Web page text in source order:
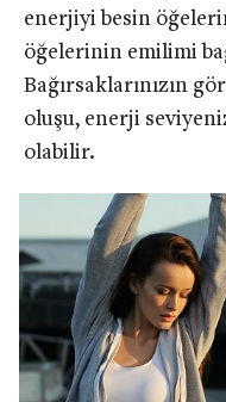
enerjiyi besin
öğelerinin emilimi
Bağırsaklarınızın
oluşu, enerji
olabilir.